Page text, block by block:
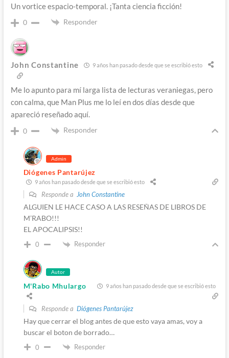
Un vortice espacio-temporal. ¡Tanta ciencia ficción!
0 Responder
John Constantine 9 años han pasado desde que se escribió esto
Me lo apunto para mí larga lista de lecturas veraniegas, pero
con calma, que Man Plus me lo leí en dos días desde que
apareció reseñado aquí.
0 Responder
Admin
Diógenes Pantarújez
9 años han pasado desde que se escribió esto
Responde a John Constantine
ALGUIEN LE HACE CASO A LAS RESEÑAS DE LIBROS DE
M’RABO!!!
EL APOCALIPSIS!!
0 Responder
Autor
M'Rabo Mhulargo 9 años han pasado desde que se escribió esto
Responde a Diógenes Pantarújez
Hay que cerrar el blog antes de que esto vaya amas, voy a
buscar el boton de borrado…
0 Responder